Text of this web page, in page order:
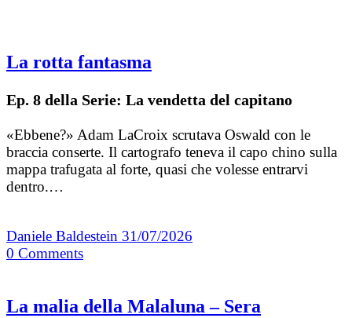
La rotta fantasma
Ep. 8 della Serie: La vendetta del capitano
«Ebbene?» Adam LaCroix scrutava Oswald con le
braccia conserte. Il cartografo teneva il capo chino sulla
mappa trafugata al forte, quasi che volesse entrarvi
dentro.…
Daniele Baldestein 31/07/2026
0 Comments
La malia della Malaluna – Sera